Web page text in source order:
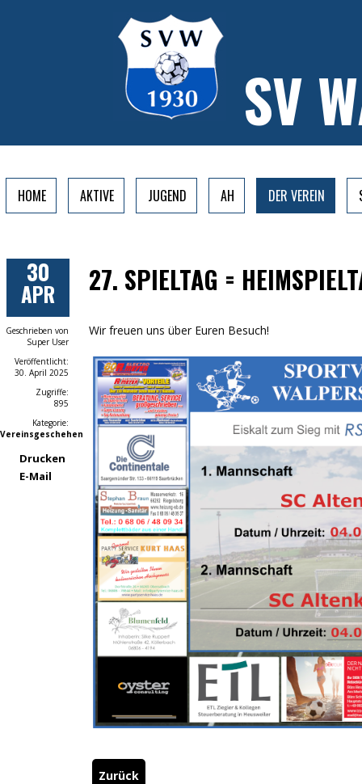
SV
HOME AKTIVE JUGEND AH DER VEREIN
30
APR
Geschrieben von
Super User
Veröffentlicht:
30. April 2025
Zugriffe:
895
Kategorie:
Vereinsgeschehen
Drucken
E-Mail
27. SPIELTAG =
Wir freuen uns über Euren Besuch!
Zurück